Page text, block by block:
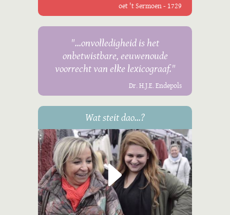
oet 't Sermoen - 1729
"...onvolledigheid is het
onbetwistbare, eeuwenoude
voorrecht van elke lexicograaf."
Dr. H.J.E. Endepols
Wat steit dao...?